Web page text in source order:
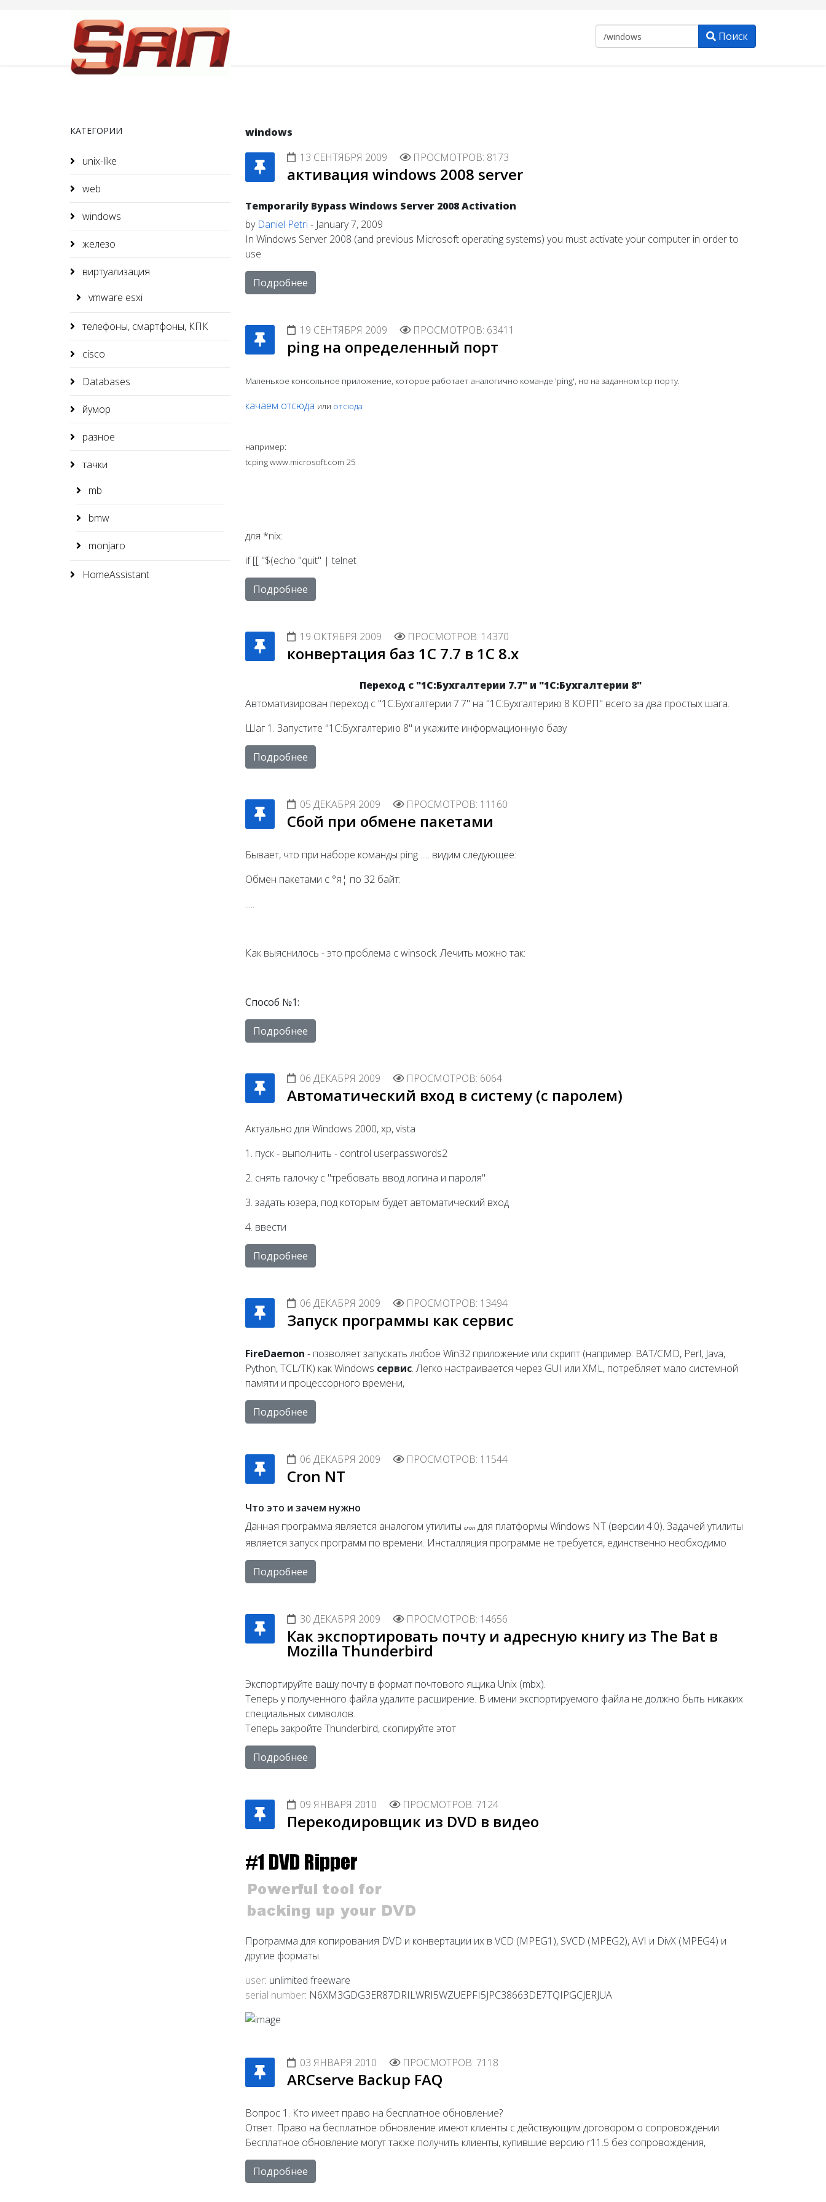
Поиск
КАТЕГОРИИ
unix-like
web
windows
железо
виртуализация
vmware esxi
телефоны, смартфоны, КПК
cisco
Databases
йумор
разное
тачки
mb
bmw
monjaro
HomeAssistant
windows
13 СЕНТЯБРЯ 2009
ПРОСМОТРОВ: 8173
активация windows 2008 server
Temporarily Bypass Windows Server 2008 Activation
by Daniel Petri- January 7, 2009
In Windows Server 2008 (and previous Microsoft operating systems) you must activate your computer in order to
use
Подробнее
19 СЕНТЯБРЯ 2009 ПРОСМОТРОВ: 63411
ping на определенный порт
Маленькое консольное приложение, которое работает аналогично команде 'ping', но на заданном tcp порту.
качаем отсюда или отсюда
например:
tcping www.microsoft.com 25
для *nix:
if [[ "$(echo "quit" | telnet
Подробнее
19 ОКТЯБРЯ 2009 ПРОСМОТРОВ: 14370
конвертация баз 1С 7.7 в 1С 8.x
Переход с "1С:Бухгалтерии 7.7" и "1С:Бухгалтерии 8"
Автоматизирован переход с "1С:Бухгалтерии 7.7" на "1С:Бухгалтерию 8 КОРП" всего за два простых шага.
Шаг 1. Запустите "1С:Бухгалтерию 8" и укажите информационную базу
Подробнее
05 ДЕКАБРЯ 2009 ПРОСМОТРОВ: 11160
Сбой при обмене пакетами
Бывает, что при наборе команды ping ..... видим следующее:
Обмен пакетами с °я¦ по 32 байт:
.....
Как выяснилось - это проблема с winsock. Лечить можно так:
Способ №1:
Подробнее
06 ДЕКАБРЯ 2009 ПРОСМОТРОВ: 6064
Автоматический вход в систему (с паролем)
Актуально для Windows 2000, xp, vista
1. пуск - выполнить - control userpasswords2
2. снять галочку с "требовать ввод логина и пароля"
3. задать юзера, под которым будет автоматический вход
4. ввести
Подробнее
06 ДЕКАБРЯ 2009 ПРОСМОТРОВ: 13494
Запуск программы как сервис
FireDaemon - позволяет запускать любое Win32 приложение или скрипт (например: BAT/CMD, Perl, Java,
Python, TCL/TK) как Windows сервис. Легко настраивается через GUI или XML, потребляет мало системной
памяти и процессорного времени,
Подробнее
06 ДЕКАБРЯ 2009 ПРОСМОТРОВ: 11544
Cron NT
Что это и зачем нужно
Данная программа является аналогом утилиты cron для платформы Windows NT (версии 4.0). Задачей утилиты
является запуск программ по времени. Инсталляция программе не требуется, единственно необходимо
Подробнее
30 ДЕКАБРЯ 2009 ПРОСМОТРОВ: 14656
Как экспортировать почту и адресную книгу из The Bat в
Mozilla Thunderbird
Экспортируйте вашу почту в формат почтового ящика Unix (mbx).
Теперь у полученного файла удалите расширение. В имени экспортируемого файла не должно быть никаких
специальных символов.
Теперь закройте Thunderbird, скопируйте этот
Подробнее
09 ЯНВАРЯ 2010 ПРОСМОТРОВ: 7124
Перекодировщик из DVD в видео
Программа для копирования DVD и конвертации их в VCD (MPEG1), SVCD (MPEG2), AVI и DivX (MPEG4) и
другие форматы.
user: unlimited freeware
serial number: N6XM3GDG3ER87DRILWRI5WZUEPFI5JPC38663DE7TQIPGCJERJUA
03 ЯНВАРЯ 2010 ПРОСМОТРОВ: 7118
ARCserve Backup FAQ
Вопрос 1. Кто имеет право на бесплатное обновление?
Ответ. Право на бесплатное обновление имеют клиенты с действующим договором о сопровождении.
Бесплатное обновление могут также получить клиенты, купившие версию r11.5 без сопровождения,
Подробнее